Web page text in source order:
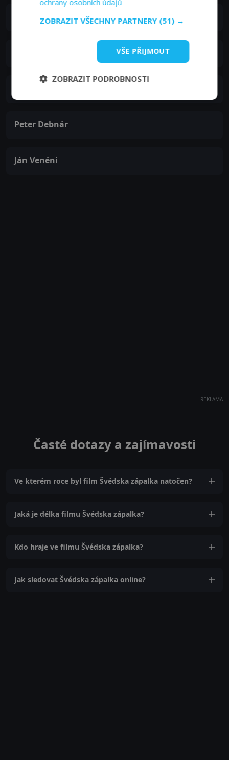
Emil Horváth st.
Bohumila Horňáková-Růžičková
Peter Debnár
Ján Venéni
REKLAMA
Časté dotazy a zajímavosti
Ve kterém roce byl film Švédska zápalka natočen?
Jaká je délka filmu Švédska zápalka?
Kdo hraje ve filmu Švédska zápalka?
Jak sledovat Švédska zápalka online?
ochrany osobních údajů
ZOBRAZIT VŠECHNY PARTNERY (51) →
VŠE PŘIJMOUT
ZOBRAZIT PODROBNOSTI